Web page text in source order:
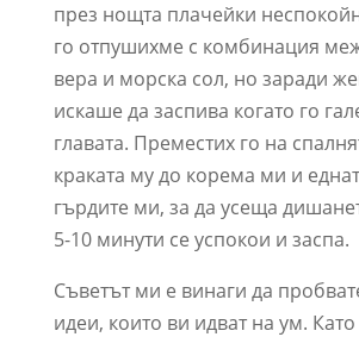
през нощта плачейки
го отпушихме с комбинация
вера и морска сол, но заради
искаше да заспива когато го
главата. Преместих го на
краката му до корема ми и
гърдите ми, за да усеща
5-10 минути се успокои и заспа.
Съветът ми е винаги да
идеи, които ви идват на ум.